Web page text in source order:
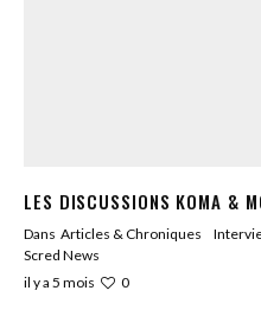
LES DISCUSSIONS KOMA &
Dans Articles & Chroniques
Scred News
il y a 5 mois
0